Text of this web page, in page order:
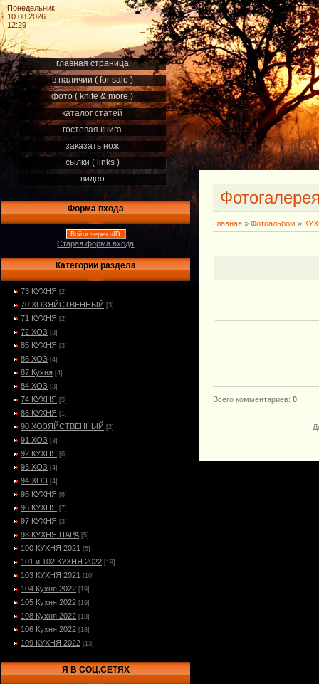
Понедельник
10.08.2026
12:29
главная страница
в наличии ( for sale )
фото ( knife & more )
каталог статей
гостевая книга
заказать нож
сылки ( links )
видео
Форма входа
Войти через uID
Старая форма входа
Категории раздела
73 КУХНЯ [2]
70 ХОЗЯЙСТВЕННЫЙ [3]
71 КУХНЯ [2]
72 ХОЗ [3]
85 КУХНЯ [3]
86 ХОЗ [4]
87 Кухня [4]
84 ХОЗ [3]
74 КУХНЯ [5]
88 КУХНЯ [1]
90 ХОЗЯЙСТВЕННЫЙ [2]
91 ХОЗ [3]
92 КУХНЯ [6]
93 ХОЗ [4]
94 ХОЗ [4]
95 КУХНЯ [6]
96 КУХНЯ [7]
97 КУХНЯ [3]
98 КУХНЯ ПАРА [5]
100 КУХНЯ 2021 [5]
101 и 102 КУХНЯ 2022 [19]
103 КУХНЯ 2021 [10]
104 Кухня 2022 [19]
105 Кухня 2022 [19]
108 Кухня 2022 [13]
106 Кухня 2022 [18]
109 КУХНЯ 2022 [13]
Я В СОЦ.СЕТЯХ
Главная » Фотоальбом »
Всего комментариев: 0